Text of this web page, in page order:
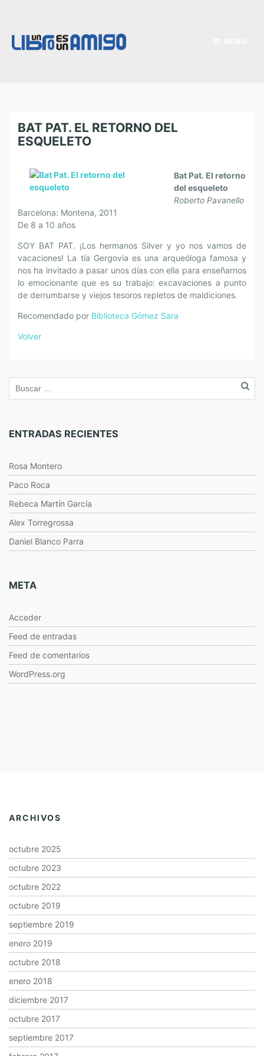
BAT PAT. EL RETORNO DEL
ESQUELETO
Bat Pat. El retorno
del esqueleto
Roberto Pavanello
Barcelona: Montena, 2011
De 8 a 10 años
SOY BAT PAT. ¡Los hermanos Silver y yo nos vamos de
vacaciones! La tía Gergovia es una arqueóloga famosa y
nos ha invitado a pasar unos días con ella para enseñarnos
lo emocionante que es su trabajo: excavaciones a punto
de derrumbarse y viejos tesoros repletos de maldiciones.
Recomendado por Biblioteca Gómez Sara
Volver
ENTRADAS RECIENTES
Rosa Montero
Paco Roca
Rebeca Martín García
Alex Torregrossa
Daniel Blanco Parra
META
Acceder
Feed de entradas
Feed de comentarios
WordPress.org
ARCHIVOS
octubre 2025
octubre 2023
octubre 2022
octubre 2019
septiembre 2019
enero 2019
octubre 2018
enero 2018
diciembre 2017
octubre 2017
septiembre 2017